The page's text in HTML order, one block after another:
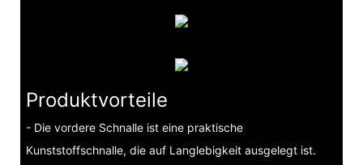
Produktvorteile
- Die vordere Schnalle ist eine praktische
Kunststoffschnalle, die auf Langlebigkeit ausgelegt ist.